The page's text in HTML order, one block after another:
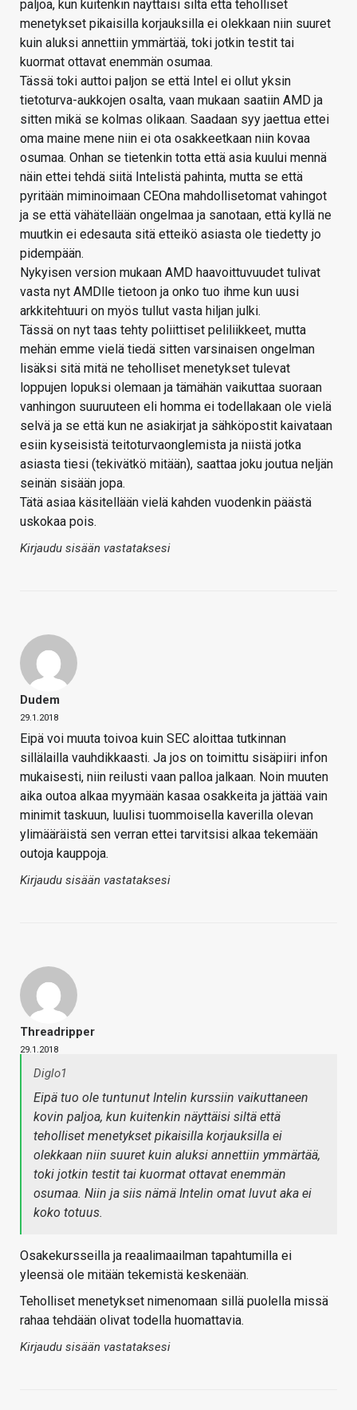
paljoa, kun kuitenkin näyttäisi siltä että teholliset
menetykset pikaisilla korjauksilla ei olekkaan niin suuret
kuin aluksi annettiin ymmärtää, toki jotkin testit tai
kuormat ottavat enemmän osumaa.
Tässä toki auttoi paljon se että Intel ei ollut yksin
tietoturva-aukkojen osalta, vaan mukaan saatiin AMD ja
sitten mikä se kolmas olikaan. Saadaan syy jaettua ettei
oma maine mene niin ei ota osakkeetkaan niin kovaa
osumaa. Onhan se tietenkin totta että asia kuului mennä
näin ettei tehdä siitä Intelistä pahinta, mutta se että
pyritään miminoimaan CEOna mahdollisetomat vahingot
ja se että vähätellään ongelmaa ja sanotaan, että kyllä ne
muutkin ei edesauta sitä etteikö asiasta ole tiedetty jo
pidempään.
Nykyisen version mukaan AMD haavoittuvuudet tulivat
vasta nyt AMDlle tietoon ja onko tuo ihme kun uusi
arkkitehtuuri on myös tullut vasta hiljan julki.
Tässä on nyt taas tehty poliittiset peliliikkeet, mutta
mehän emme vielä tiedä sitten varsinaisen ongelman
lisäksi sitä mitä ne teholliset menetykset tulevat
loppujen lopuksi olemaan ja tämähän vaikuttaa suoraan
vanhingon suuruuteen eli homma ei todellakaan ole vielä
selvä ja se että kun ne asiakirjat ja sähköpostit kaivataan
esiin kyseisistä teitoturvaonglemista ja niistä jotka
asiasta tiesi (tekivätkö mitään), saattaa joku joutua neljän
seinän sisään jopa.
Tätä asiaa käsitellään vielä kahden vuodenkin päästä
uskokaa pois.
Kirjaudu sisään vastataksesi
Dudem
29.1.2018
Eipä voi muuta toivoa kuin SEC aloittaa tutkinnan
sillälailla vauhdikkaasti. Ja jos on toimittu sisäpiiri infon
mukaisesti, niin reilusti vaan palloa jalkaan. Noin muuten
aika outoa alkaa myymään kasaa osakkeita ja jättää vain
minimit taskuun, luulisi tuommoisella kaverilla olevan
ylimääräistä sen verran ettei tarvitsisi alkaa tekemään
outoja kauppoja.
Kirjaudu sisään vastataksesi
Threadripper
29.1.2018
Diglo1
Eipä tuo ole tuntunut Intelin kurssiin vaikuttaneen
kovin paljoa, kun kuitenkin näyttäisi siltä että
teholliset menetykset pikaisilla korjauksilla ei
olekkaan niin suuret kuin aluksi annettiin ymmärtää,
toki jotkin testit tai kuormat ottavat enemmän
osumaa. Niin ja siis nämä Intelin omat luvut aka ei
koko totuus.
Osakekursseilla ja reaalimaailman tapahtumilla ei
yleensä ole mitään tekemistä keskenään.
Teholliset menetykset nimenomaan sillä puolella missä
rahaa tehdään olivat todella huomattavia.
Kirjaudu sisään vastataksesi